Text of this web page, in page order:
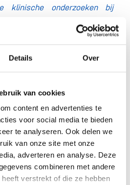
Details Over
van cookies
content en advertenties te
voor social media te bieden
te analyseren. Ook delen we
van onze site met onze
adverteren en analyse. Deze
combineren met andere
verstrekt of die ze hebben
klinische onderzoeken bij
van onze interne
We kijken uit naar de
van Pivot Park, zegt:
voor onze campus.
bedrijf een gevestigde naam
industrie. Anderzijds
voor open innovatie en